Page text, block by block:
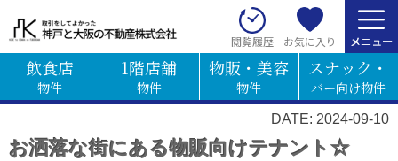
閲覧履歴 お気に入り
飲食店
物件
1階店舗
物件
物販・美容
物件
スナック・
バー向け物件
DATE: 2024-09-10
お洒落な街にある物販向けテナント☆